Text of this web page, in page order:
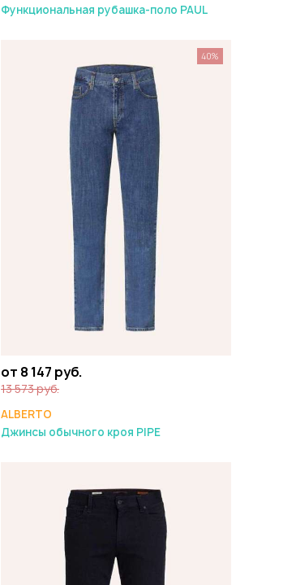
Функциональная рубашка-поло PAUL
от 8 147 руб.
13 573 руб.
ALBERTO
Джинсы обычного кроя PIPE
40%